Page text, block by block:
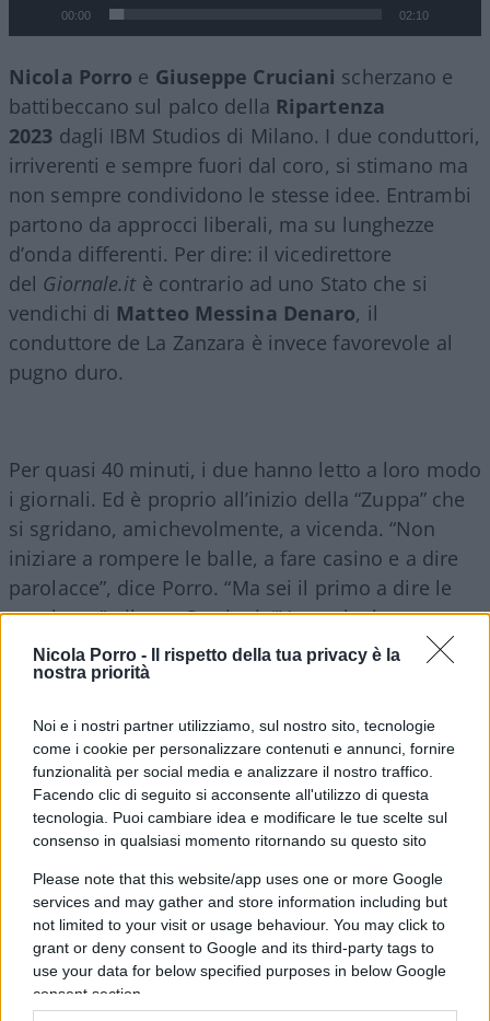
Nicola Porro -
Il rispetto della tua privacy è la
nostra priorità
Noi e i nostri partner utilizziamo, sul nostro sito, tecnologie
come i cookie per personalizzare contenuti e annunci, fornire
funzionalità per social media e analizzare il nostro traffico.
Facendo clic di seguito si acconsente all'utilizzo di questa
tecnologia. Puoi cambiare idea e modificare le tue scelte sul
consenso in qualsiasi momento ritornando su questo sito
Please note that this website/app uses one or more Google
services and may gather and store information including but
not limited to your visit or usage behaviour. You may click to
grant or deny consent to Google and its third-party tags to
use your data for below specified purposes in below Google
consent section.
00:00 02:10
Nicola Porro e Giuseppe Cruciani scherzano e
battibeccano sul palco della Ripartenza
2023 dagli IBM Studios di Milano. I due conduttori,
irriverenti e sempre fuori dal coro, si stimano ma
non sempre condividono le stesse idee. Entrambi
partono da approcci liberali, ma su lunghezze
d’onda differenti. Per dire: il vicedirettore
del Giornale.it è contrario ad uno Stato che si
vendichi di Matteo Messina Denaro, il
conduttore de La Zanzara è invece favorevole al
pugno duro.
Per quasi 40 minuti, i due hanno letto a loro modo
i giornali. Ed è proprio all’inizio della “Zuppa” che
si sgridano, amichevolmente, a vicenda. “Non
iniziare a rompere le balle, a fare casino e a dire
parolacce”, dice Porro. “Ma sei il primo a dire le
parolacce”, ribatte Cruciani. “Una volta ho contato
10 cazzo nella tua zuppa”.
dellequote rosa. “Oggi volevo venire vestito da
donna, con la parrucca e la minigonna – sorride –
Mi hanno detto che c’è stata una piccola polemica
perché erano previste poche donne nei panel di
adesso devi dare una spiegazione al mondo del
politicamente corretto”. E ancora: “A me non me
ne frega niente se ci sono o meno le donne ma
ormai è sempre così: adesso se organizzi un panel
devi piazzarci una donna o sei considerato